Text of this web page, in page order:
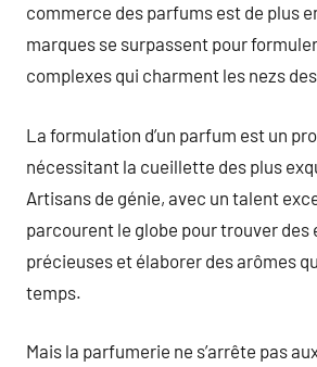
commerce des parfums est de plus
marques se surpassent pour
complexes qui charment les nezs
La formulation d’un parfum est un
nécessitant la cueillette des plus
Artisans de génie, avec un talent
parcourent le globe pour trouver des
précieuses et élaborer des arômes
temps.
Mais la parfumerie ne s’arrête pas